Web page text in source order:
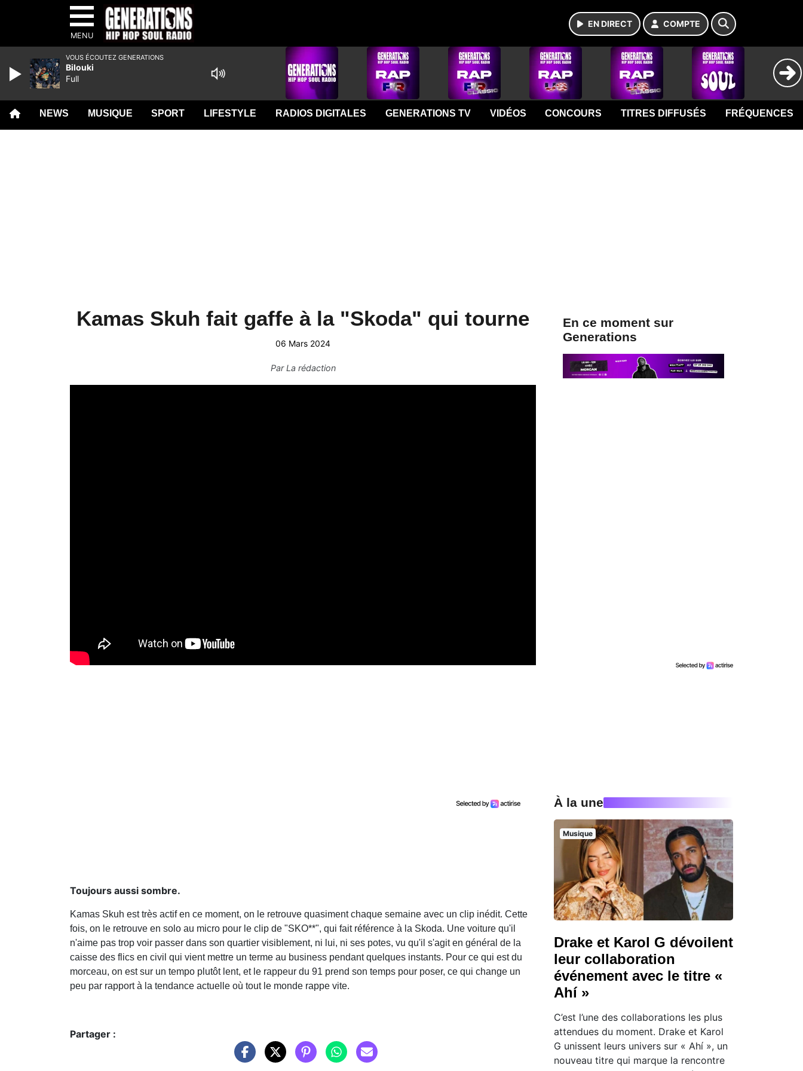
MENU
EN DIRECT COMPTE
NEWS MUSIQUE SPORT LIFESTYLE RADIOS DIGITALES GENERATIONS TV VIDÉOS CONCOURS TITRES DIFFUSÉS FRÉQUENCES
Kamas Skuh fait gaffe à la "Skoda" qui tourne
06 Mars 2024
ParLa rédaction
Toujours aussi sombre.
Kamas Skuh est très actif en ce moment, on le retrouve quasiment chaque semaine avec un clip inédit. Cette
fois, on le retrouve en solo au micro pour le clip de "SKO**", qui fait référence à la Skoda. Une voiture qu'il
n'aime pas trop voir passer dans son quartier visiblement, ni lui, ni ses potes, vu qu'il s'agit en général de la
caisse des flics en civil qui vient mettre un terme au business pendant quelques instants. Pour ce qui est du
morceau, on est sur un tempo plutôt lent, et le rappeur du 91 prend son temps pour poser, ce qui change un
peu par rapport à la tendance actuelle où tout le monde rappe vite.
Partager :
En ce moment sur
Generations
À la une
Musique
Drake et Karol G dévoilent
leur collaboration
événement avec le titre «
Ahí »
C’est l’une des collaborations les plus
attendues du moment. Drake et Karol
G unissent leurs univers sur « Ahí », un
nouveau titre qui marque la rencontre
VOUS ÉCOUTEZ GENERATIONS
Bilouki
Full